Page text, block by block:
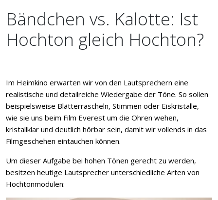
Bändchen vs. Kalotte: Ist
Hochton gleich Hochton?
Im Heimkino erwarten wir von den Lautsprechern eine
realistische und detailreiche Wiedergabe der Töne. So sollen
beispielsweise Blätterrascheln, Stimmen oder Eiskristalle,
wie sie uns beim Film Everest um die Ohren wehen,
kristallklar und deutlich hörbar sein, damit wir vollends in das
Filmgeschehen eintauchen können.
Um dieser Aufgabe bei hohen Tönen gerecht zu werden,
besitzen heutige Lautsprecher unterschiedliche Arten von
Hochtonmodulen: